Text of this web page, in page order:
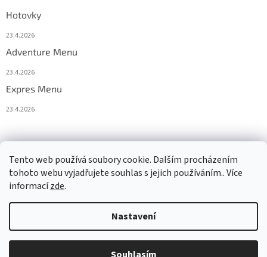
Tento web používá soubory cookie. Dalším procházením
tohoto webu vyjadřujete souhlas s jejich používáním.. Více
informacízde.
Nastavení
Hotovky
23.4.2026
Adventure Menu
23.4.2026
Expres Menu
23.4.2026
Copyright 2026www.333adventures.com. Všechna práva